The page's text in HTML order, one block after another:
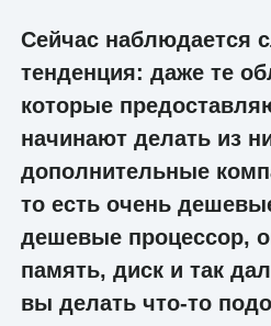
Сейчас наблюдается
тенденция: даже те
которые
начинают делать из
дополнительные
то есть очень
дешевые процессор,
память, диск и так
вы делать что-то